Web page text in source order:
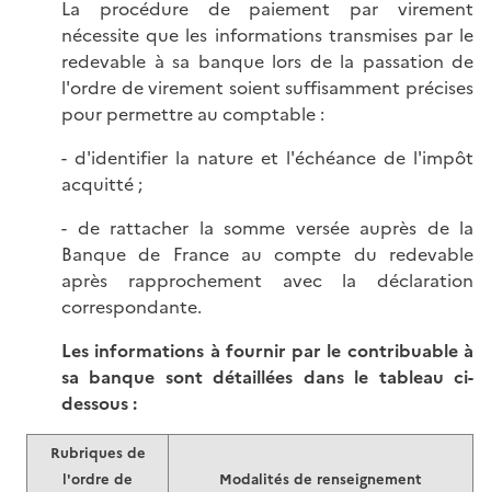
La procédure de paiement par virement
nécessite que les informations transmises par le
redevable à sa banque lors de la passation de
l'ordre de virement soient suffisamment précises
pour permettre au comptable :
- d'identifier la nature et l'échéance de l'impôt
acquitté ;
- de rattacher la somme versée auprès de la
Banque de France au compte du redevable
après rapprochement avec la déclaration
correspondante.
Les informations à fournir par le contribuable à
sa banque sont détaillées dans le tableau ci-
dessous :
Rubriques de
l'ordre de
Modalités de renseignement